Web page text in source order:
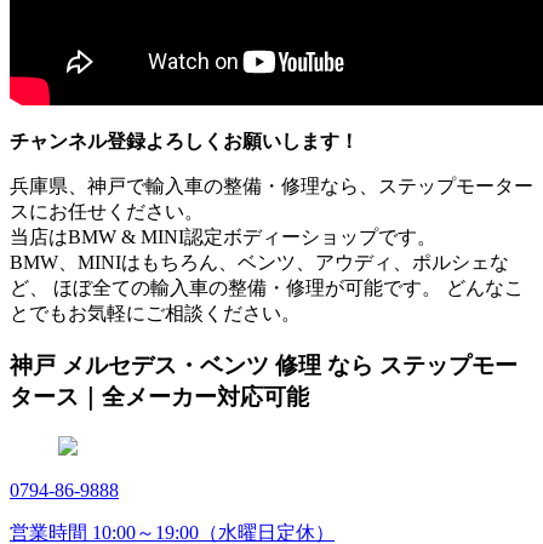
チャンネル登録よろしくお願いします！
兵庫県、神戸で輸入車の整備・修理なら、ステップモーター
スにお任せください。
当店はBMW & MINI認定ボディーショップです。
BMW、MINIはもちろん、ベンツ、アウディ、ポルシェな
ど、 ほぼ全ての輸入車の整備・修理が可能です。 どんなこ
とでもお気軽にご相談ください。
神戸 メルセデス・ベンツ 修理 なら ステップモー
タース｜全メーカー対応可能
0794-86-9888
営業時間 10:00～19:00（水曜日定休）